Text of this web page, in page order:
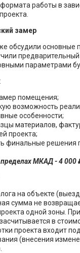
работы в
замер
обсудили основные
предварительный
параметрами
помещения;
возможность
особенности;
материалов,
проекта;
финальные решения
МКАД - 4 000
на объекте
сумма не
одной зоны.
в
проекта входит
(внесения